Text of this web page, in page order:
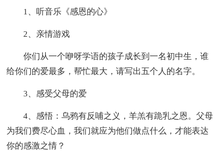
1、听音乐《感恩的心》
2、亲情游戏
你们从一个咿呀学语的孩子成长到一名初中生，谁
给你们的爱最多，帮忙最大，请写出五个人的名字。
3、感受父母的爱
4、感悟：乌鸦有反哺之义，羊羔有跪乳之恩。父母
为我们费尽心血，我们就应为他们做点什么，才能表达
你的感激之情？